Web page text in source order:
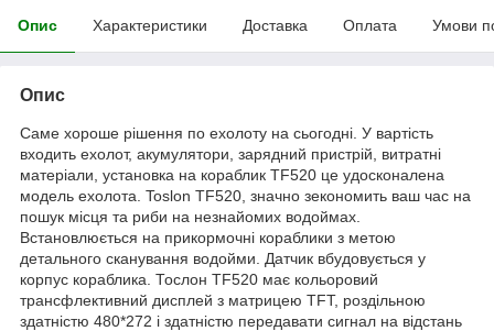
Опис Характеристики Доставка Оплата Умови
Опис
Саме хороше рішення по ехолоту на сьогодні. У вартість
входить ехолот, акумулятори, зарядний пристрій, витратні
матеріали, установка на кораблик TF520 це удосконалена
модель ехолота. Toslon TF520, значно зекономить ваш час на
пошук місця та риби на незнайомих водоймах.
Встановлюється на прикормочні кораблики з метою
детального сканування водойми. Датчик вбудовується у
корпус кораблика. Тослон TF520 має кольоровий
трансфлективний дисплей з матрицею TFT, роздільною
здатністю 480*272 і здатністю передавати сигнал на відстань